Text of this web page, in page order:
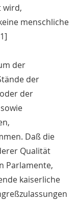
wird,
menschliche
der
der
der
Daß die
Qualität
Parlamente,
kaiserliche